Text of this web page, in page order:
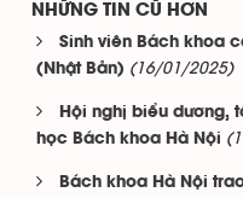
NHỮNG TIN CŨ HƠN
Sinh viên Bách khoa
(Nhật Bản) (16/01/2025)
Hội nghị biểu dương,
học Bách khoa Hà Nội
Bách khoa Hà Nội